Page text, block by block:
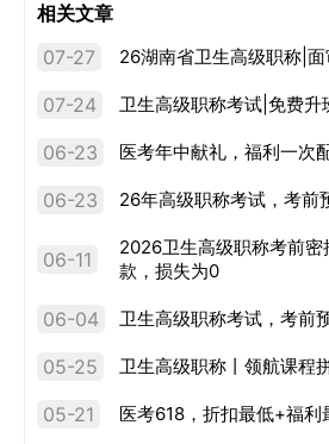
相关文章
07-27
26湖南省卫生高级职称|
07-24 卫生高级职称考试|免费升
06-23 医考年中献礼，福利一次
06-23 26年高级职称考试，考前
06-11
2026卫生高级职称考前
款，损失为0
06-04 卫生高级职称考试，考前
05-25 卫生高级职称丨领航课程
05-21 医考618，折扣最低+福利